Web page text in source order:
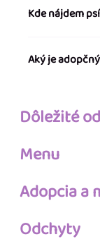
Kde nájdem
Aký je
Dôležité
Menu
Adopcia a
Odchyty